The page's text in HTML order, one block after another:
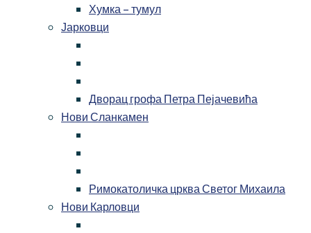
Хумка – тумул
Јарковци
Дворац грофа Петра Пејачевића
Нови Сланкамен
Римокатоличка црква Светог Михаила
Нови Карловци